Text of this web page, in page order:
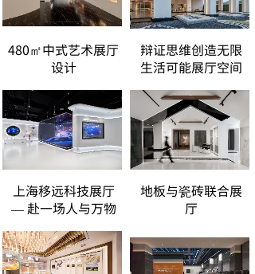
480㎡中式艺术展厅
设计
辩证思维创造无限
生活可能展厅空间
上海移远科技展厅
— 赴一场人与万物
地板与瓷砖联合展
厅